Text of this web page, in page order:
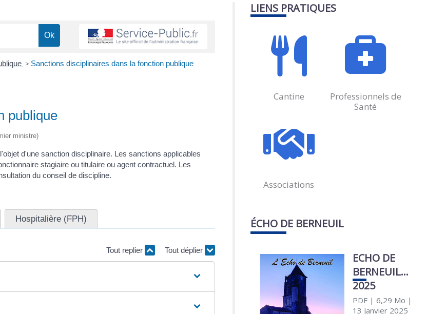
> Sanctions disciplinaires dans la fonction publique
publique
ministre)
d'une sanction disciplinaire. Les sanctions applicables
stagiaire ou titulaire ou agent contractuel. Les
du conseil de discipline.
Hospitalière (FPH)
Tout replier Tout déplier
LIENS PRATIQUES
Cantine
Professionnels de
Santé
Associations
ÉCHO DE BERNEUIL
ECHO DE
BERNEUIL
2025
PDF| 6,29 Mo |
13 Janvier 2025